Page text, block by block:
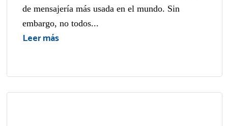
de mensajería más usada en el mundo. Sin
embargo, no todos...
Leer más